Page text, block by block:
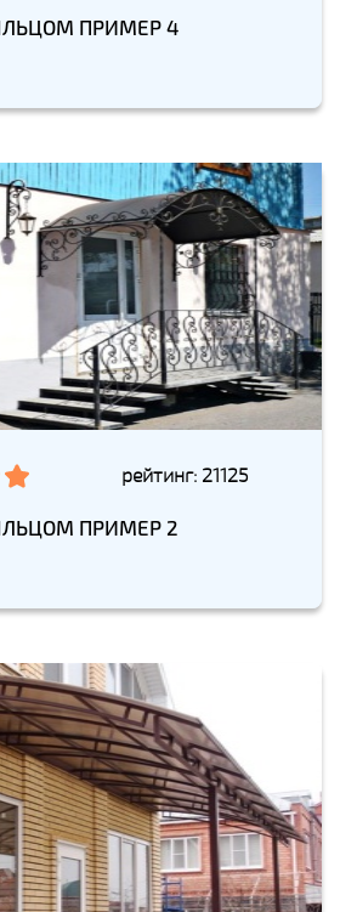
ПРИМЕР 4
рейтинг: 21125
ПРИМЕР 2